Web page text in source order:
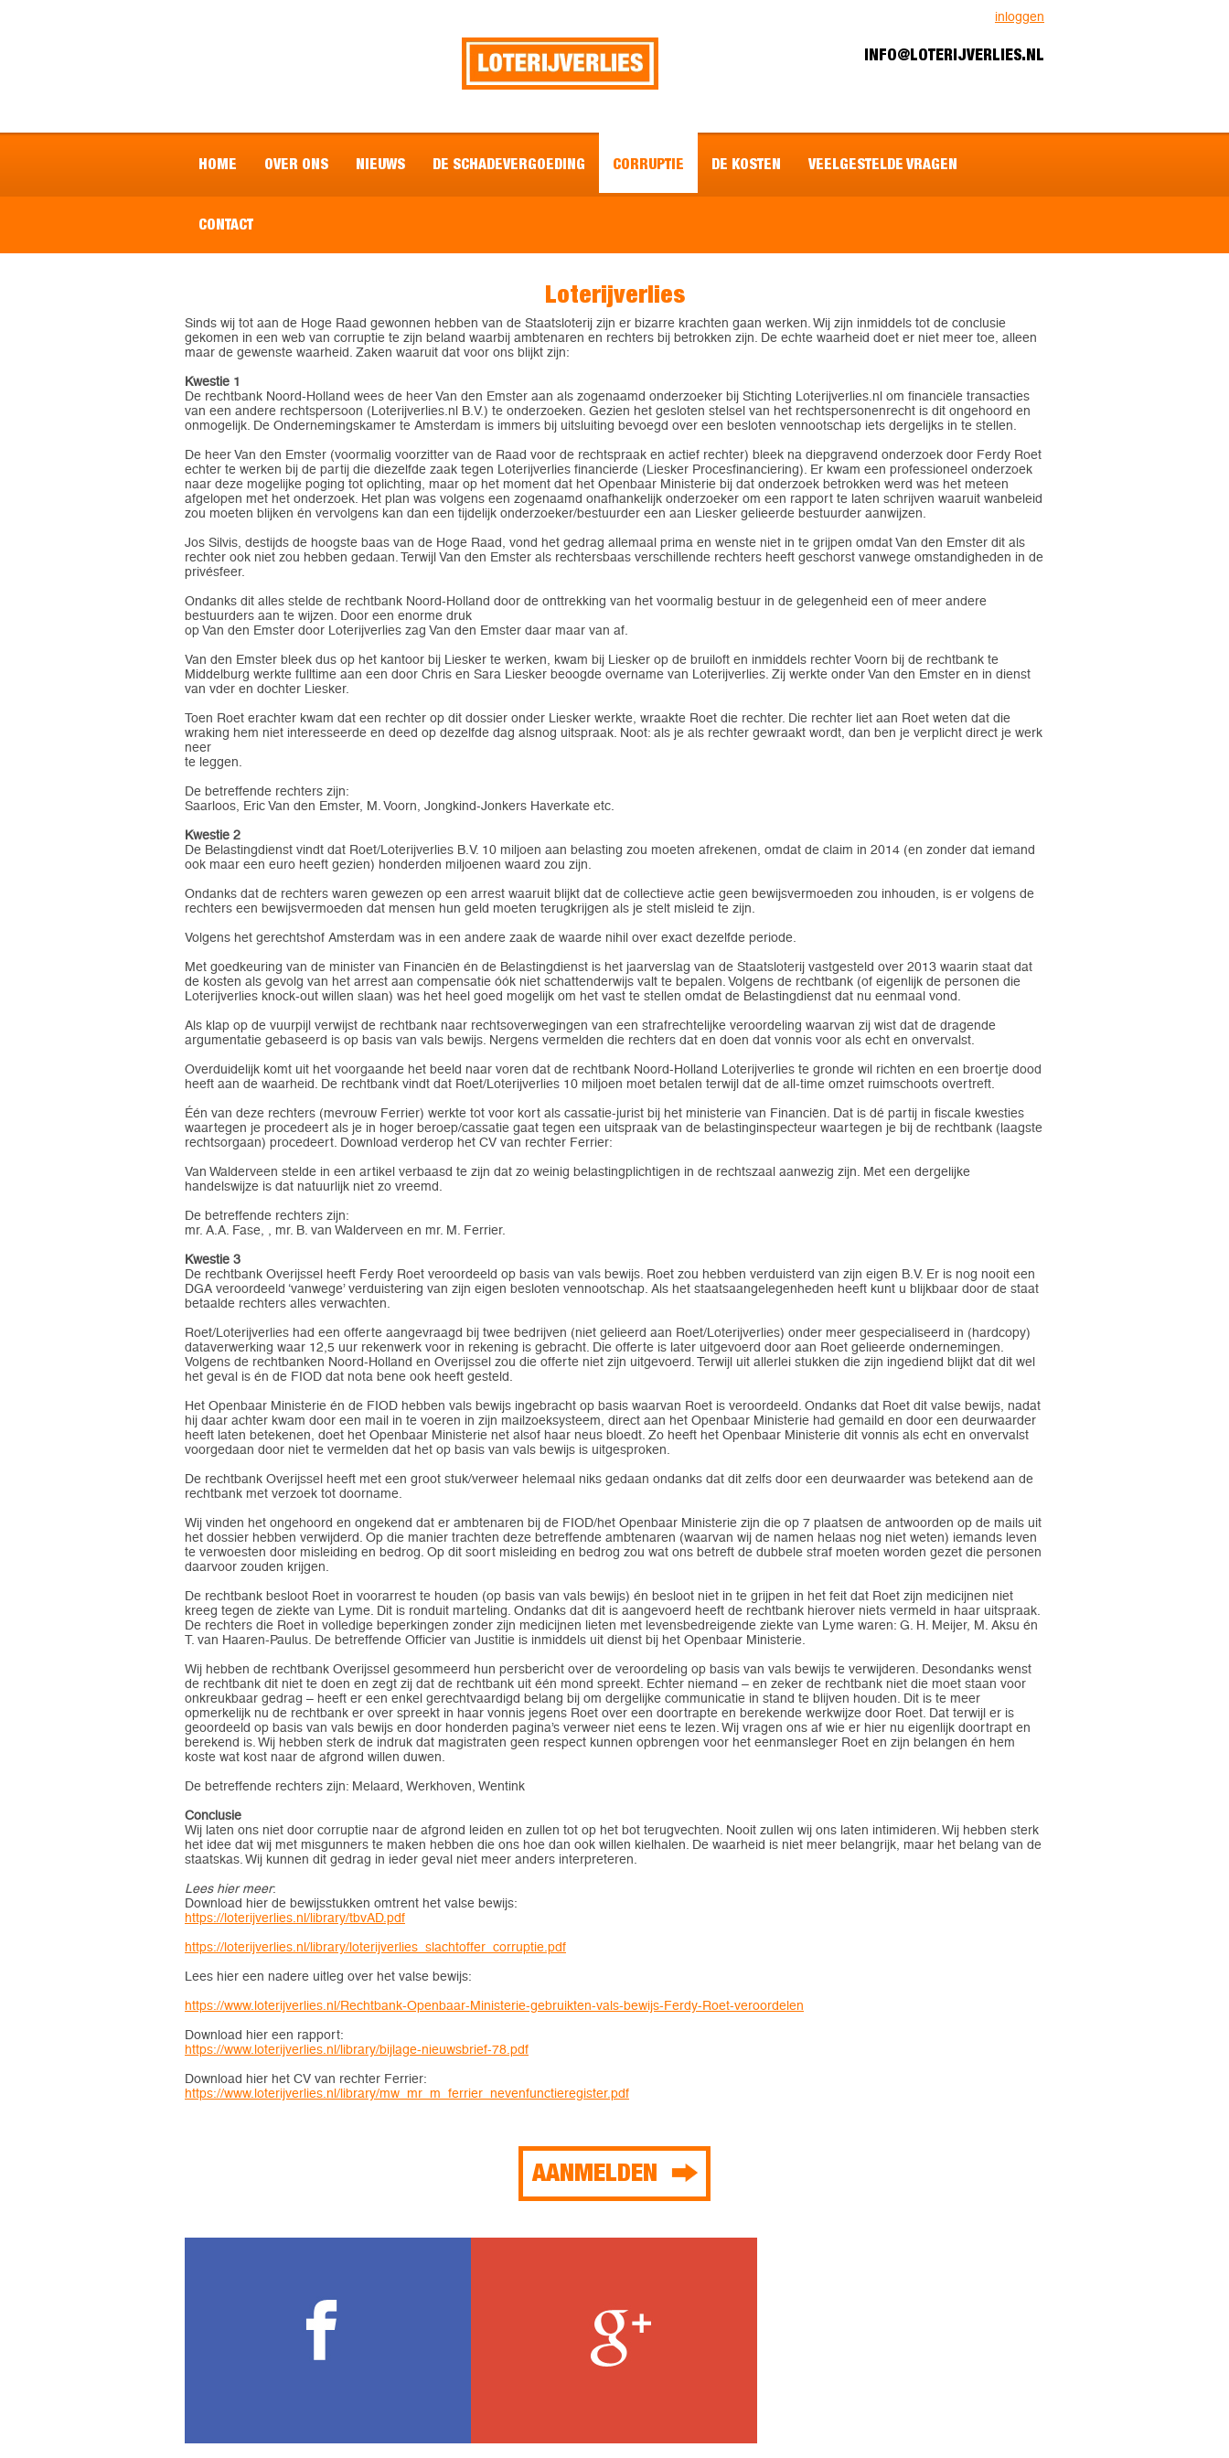
inloggen
INFO@LOTERIJVERLIES.NL
HOME OVER ONS NIEUWS DE SCHADEVERGOEDING CORRUPTIE DE KOSTEN VEELGESTELDE VRAGEN
CONTACT
Loterijverlies
Sinds wij tot aan de Hoge Raad gewonnen hebben van de Staatsloterij zijn er bizarre krachten gaan werken. Wij zijn inmiddels tot de conclusie
gekomen in een web van corruptie te zijn beland waarbij ambtenaren en rechters bij betrokken zijn. De echte waarheid doet er niet meer toe, alleen
maar de gewenste waarheid. Zaken waaruit dat voor ons blijkt zijn:
Kwestie 1
De rechtbank Noord-Holland wees de heer Van den Emster aan als zogenaamd onderzoeker bij Stichting Loterijverlies.nl om financiële transacties
van een andere rechtspersoon (Loterijverlies.nl B.V.) te onderzoeken. Gezien het gesloten stelsel van het rechtspersonenrecht is dit ongehoord en
onmogelijk. De Ondernemingskamer te Amsterdam is immers bij uitsluiting bevoegd over een besloten vennootschap iets dergelijks in te stellen.
De heer Van den Emster (voormalig voorzitter van de Raad voor de rechtspraak en actief rechter) bleek na diepgravend onderzoek door Ferdy Roet
echter te werken bij de partij die diezelfde zaak tegen Loterijverlies financierde (Liesker Procesfinanciering). Er kwam een professioneel onderzoek
naar deze mogelijke poging tot oplichting, maar op het moment dat het Openbaar Ministerie bij dat onderzoek betrokken werd was het meteen
afgelopen met het onderzoek. Het plan was volgens een zogenaamd onafhankelijk onderzoeker om een rapport te laten schrijven waaruit wanbeleid
zou moeten blijken én vervolgens kan dan een tijdelijk onderzoeker/bestuurder een aan Liesker gelieerde bestuurder aanwijzen.
Jos Silvis, destijds de hoogste baas van de Hoge Raad, vond het gedrag allemaal prima en wenste niet in te grijpen omdat Van den Emster dit als
rechter ook niet zou hebben gedaan. Terwijl Van den Emster als rechtersbaas verschillende rechters heeft geschorst vanwege omstandigheden in de
privésfeer.
Ondanks dit alles stelde de rechtbank Noord-Holland door de onttrekking van het voormalig bestuur in de gelegenheid een of meer andere
bestuurders aan te wijzen. Door een enorme druk
op Van den Emster door Loterijverlies zag Van den Emster daar maar van af.
Van den Emster bleek dus op het kantoor bij Liesker te werken, kwam bij Liesker op de bruiloft en inmiddels rechter Voorn bij de rechtbank te
Middelburg werkte fulltime aan een door Chris en Sara Liesker beoogde overname van Loterijverlies. Zij werkte onder Van den Emster en in dienst
van vder en dochter Liesker.
Toen Roet erachter kwam dat een rechter op dit dossier onder Liesker werkte, wraakte Roet die rechter. Die rechter liet aan Roet weten dat die
wraking hem niet interesseerde en deed op dezelfde dag alsnog uitspraak. Noot: als je als rechter gewraakt wordt, dan ben je verplicht direct je werk
neer
te leggen.
De betreffende rechters zijn:
Saarloos, Eric Van den Emster, M. Voorn, Jongkind-Jonkers Haverkate etc.
Kwestie 2
De Belastingdienst vindt dat Roet/Loterijverlies B.V. 10 miljoen aan belasting zou moeten afrekenen, omdat de claim in 2014 (en zonder dat iemand
ook maar een euro heeft gezien) honderden miljoenen waard zou zijn.
Ondanks dat de rechters waren gewezen op een arrest waaruit blijkt dat de collectieve actie geen bewijsvermoeden zou inhouden, is er volgens de
rechters een bewijsvermoeden dat mensen hun geld moeten terugkrijgen als je stelt misleid te zijn.
Volgens het gerechtshof Amsterdam was in een andere zaak de waarde nihil over exact dezelfde periode.
Met goedkeuring van de minister van Financiën én de Belastingdienst is het jaarverslag van de Staatsloterij vastgesteld over 2013 waarin staat dat
de kosten als gevolg van het arrest aan compensatie óók niet schattenderwijs valt te bepalen. Volgens de rechtbank (of eigenlijk de personen die
Loterijverlies knock-out willen slaan) was het heel goed mogelijk om het vast te stellen omdat de Belastingdienst dat nu eenmaal vond.
Als klap op de vuurpijl verwijst de rechtbank naar rechtsoverwegingen van een strafrechtelijke veroordeling waarvan zij wist dat de dragende
argumentatie gebaseerd is op basis van vals bewijs. Nergens vermelden die rechters dat en doen dat vonnis voor als echt en onvervalst.
Overduidelijk komt uit het voorgaande het beeld naar voren dat de rechtbank Noord-Holland Loterijverlies te gronde wil richten en een broertje dood
heeft aan de waarheid. De rechtbank vindt dat Roet/Loterijverlies 10 miljoen moet betalen terwijl dat de all-time omzet ruimschoots overtreft.
Één van deze rechters (mevrouw Ferrier) werkte tot voor kort als cassatie-jurist bij het ministerie van Financiën. Dat is dé partij in fiscale kwesties
waartegen je procedeert als je in hoger beroep/cassatie gaat tegen een uitspraak van de belastinginspecteur waartegen je bij de rechtbank (laagste
rechtsorgaan) procedeert. Download verderop het CV van rechter Ferrier:
Van Walderveen stelde in een artikel verbaasd te zijn dat zo weinig belastingplichtigen in de rechtszaal aanwezig zijn. Met een dergelijke
handelswijze is dat natuurlijk niet zo vreemd.
De betreffende rechters zijn:
mr. A.A. Fase, , mr. B. van Walderveen en mr. M. Ferrier.
Kwestie 3
De rechtbank Overijssel heeft Ferdy Roet veroordeeld op basis van vals bewijs. Roet zou hebben verduisterd van zijn eigen B.V. Er is nog nooit een
DGA veroordeeld ‘vanwege’ verduistering van zijn eigen besloten vennootschap. Als het staatsaangelegenheden heeft kunt u blijkbaar door de staat
betaalde rechters alles verwachten.
Roet/Loterijverlies had een offerte aangevraagd bij twee bedrijven (niet gelieerd aan Roet/Loterijverlies) onder meer gespecialiseerd in (hardcopy)
dataverwerking waar 12,5 uur rekenwerk voor in rekening is gebracht. Die offerte is later uitgevoerd door aan Roet gelieerde ondernemingen.
Volgens de rechtbanken Noord-Holland en Overijssel zou die offerte niet zijn uitgevoerd. Terwijl uit allerlei stukken die zijn ingediend blijkt dat dit wel
het geval is én de FIOD dat nota bene ook heeft gesteld.
Het Openbaar Ministerie én de FIOD hebben vals bewijs ingebracht op basis waarvan Roet is veroordeeld. Ondanks dat Roet dit valse bewijs, nadat
hij daar achter kwam door een mail in te voeren in zijn mailzoeksysteem, direct aan het Openbaar Ministerie had gemaild en door een deurwaarder
heeft laten betekenen, doet het Openbaar Ministerie net alsof haar neus bloedt. Zo heeft het Openbaar Ministerie dit vonnis als echt en onvervalst
voorgedaan door niet te vermelden dat het op basis van vals bewijs is uitgesproken.
De rechtbank Overijssel heeft met een groot stuk/verweer helemaal niks gedaan ondanks dat dit zelfs door een deurwaarder was betekend aan de
rechtbank met verzoek tot doorname.
Wij vinden het ongehoord en ongekend dat er ambtenaren bij de FIOD/het Openbaar Ministerie zijn die op 7 plaatsen de antwoorden op de mails uit
het dossier hebben verwijderd. Op die manier trachten deze betreffende ambtenaren (waarvan wij de namen helaas nog niet weten) iemands leven
te verwoesten door misleiding en bedrog. Op dit soort misleiding en bedrog zou wat ons betreft de dubbele straf moeten worden gezet die personen
daarvoor zouden krijgen.
De rechtbank besloot Roet in voorarrest te houden (op basis van vals bewijs) én besloot niet in te grijpen in het feit dat Roet zijn medicijnen niet
kreeg tegen de ziekte van Lyme. Dit is ronduit marteling. Ondanks dat dit is aangevoerd heeft de rechtbank hierover niets vermeld in haar uitspraak.
De rechters die Roet in volledige beperkingen zonder zijn medicijnen lieten met levensbedreigende ziekte van Lyme waren: G. H. Meijer, M. Aksu én
T. van Haaren-Paulus. De betreffende Officier van Justitie is inmiddels uit dienst bij het Openbaar Ministerie.
Wij hebben de rechtbank Overijssel gesommeerd hun persbericht over de veroordeling op basis van vals bewijs te verwijderen. Desondanks wenst
de rechtbank dit niet te doen en zegt zij dat de rechtbank uit één mond spreekt. Echter niemand – en zeker de rechtbank niet die moet staan voor
onkreukbaar gedrag – heeft er een enkel gerechtvaardigd belang bij om dergelijke communicatie in stand te blijven houden. Dit is te meer
opmerkelijk nu de rechtbank er over spreekt in haar vonnis jegens Roet over een doortrapte en berekende werkwijze door Roet. Dat terwijl er is
geoordeeld op basis van vals bewijs en door honderden pagina’s verweer niet eens te lezen. Wij vragen ons af wie er hier nu eigenlijk doortrapt en
berekend is. Wij hebben sterk de indruk dat magistraten geen respect kunnen opbrengen voor het eenmansleger Roet en zijn belangen én hem
koste wat kost naar de afgrond willen duwen.
De betreffende rechters zijn: Melaard, Werkhoven, Wentink
Conclusie
Wij laten ons niet door corruptie naar de afgrond leiden en zullen tot op het bot terugvechten. Nooit zullen wij ons laten intimideren. Wij hebben sterk
het idee dat wij met misgunners te maken hebben die ons hoe dan ook willen kielhalen. De waarheid is niet meer belangrijk, maar het belang van de
staatskas. Wij kunnen dit gedrag in ieder geval niet meer anders interpreteren.
Lees hier meer:
Download hier de bewijsstukken omtrent het valse bewijs:
https://loterijverlies.nl/library/tbvAD.pdf
https://loterijverlies.nl/library/loterijverlies_slachtoffer_corruptie.pdf
Lees hier een nadere uitleg over het valse bewijs:
https://www.loterijverlies.nl/Rechtbank-Openbaar-Ministerie-gebruikten-vals-bewijs-Ferdy-Roet-veroordelen
Download hier een rapport:
https://www.loterijverlies.nl/library/bijlage-nieuwsbrief-78.pdf
Download hier het CV van rechter Ferrier:
https://www.loterijverlies.nl/library/mw_mr_m_ferrier_nevenfunctieregister.pdf
AANMELDEN